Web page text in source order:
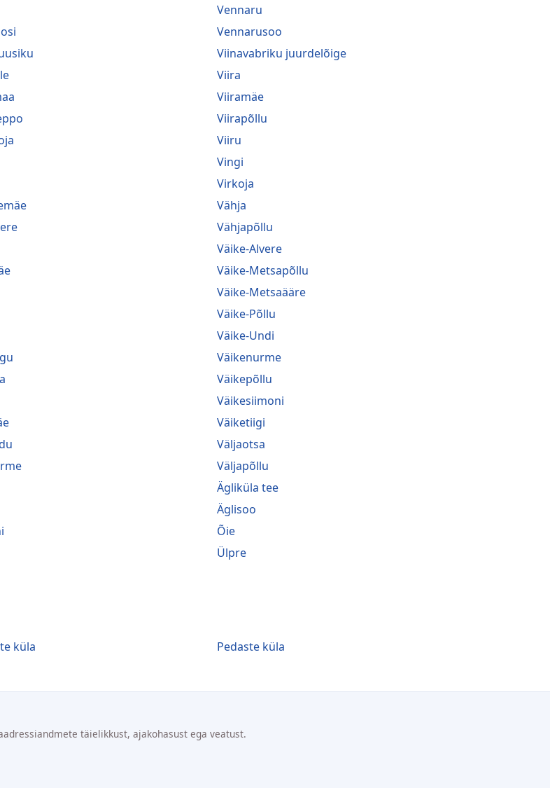
Vennaru
Vennarusoo
Viinavabriku juurdelõige
Viira
Viiramäe
Viirapõllu
Viiru
Vingi
Virkoja
Vähja
Vähjapõllu
Väike-Alvere
Väike-Metsapõllu
Väike-Metsaääre
Väike-Põllu
Väike-Undi
Väikenurme
Väikepõllu
Väikesiimoni
Väiketiigi
Väljaotsa
Väljapõllu
Ägliküla tee
Äglisoo
Õie
Ülpre
küla Pedaste küla
täielikkust, ajakohasust ega veatust.